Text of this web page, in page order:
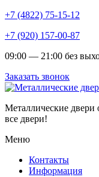
+7 (4822) 75-15-12
+7 (920) 157-00-87
09:00 — 21:00 без
Заказать звонок
Металлические двери
все двери!
Меню
Контакты
Информация